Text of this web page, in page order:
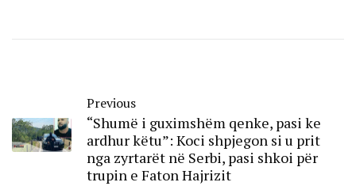
Previous
“Shumë i guximshëm qenke, pasi ke
ardhur këtu”: Koci shpjegon si u prit
nga zyrtarët në Serbi, pasi shkoi për
trupin e Faton Hajrizit